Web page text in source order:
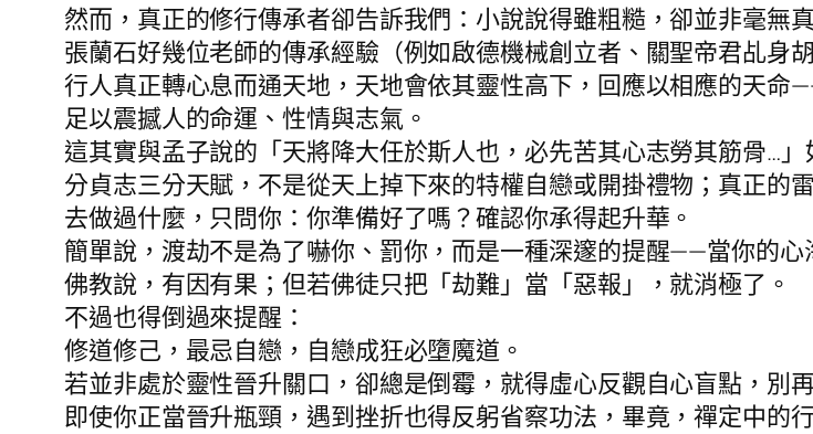
然而，真正的修行傳承者卻告訴我們：小說說得雖粗糙，卻並非毫無
張蘭石好幾位老師的傳承經驗（例如啟德機械創立者、關聖帝君乩身
行人真正轉心息而通天地，天地會依其靈性高下，回應以相應的天
足以震撼人的命運、性情與志氣。
這其實與孟子說的「天將降大任於斯人也，必先苦其心志勞其筋骨…
分貞志三分天賦，不是從天上掉下來的特權自戀或開掛禮物；真正的
去做過什麼，只問你：你準備好了嗎？確認你承得起升華。
簡單說，渡劫不是為了嚇你、罰你，而是一種深邃的提醒——當你的心
佛教說，有因有果；但若佛徒只把「劫難」當「惡報」，就消極了。
不過也得倒過來提醒：
修道修己，最忌自戀，自戀成狂必墮魔道。
若並非處於靈性晉升關口，卻總是倒霉，就得虛心反觀自心盲點，別
即使你正當晉升瓶頸，遇到挫折也得反躬省察功法，畢竟，禪定中的